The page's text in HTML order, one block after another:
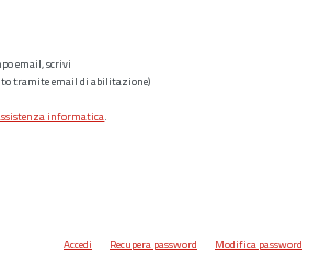
email, scrivi
tramite email di abilitazione)
informatica.
Accedi Recupera password Modifica password